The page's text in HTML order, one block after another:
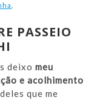
.
PASSEIO
deixo meu
e acolhimento
que me